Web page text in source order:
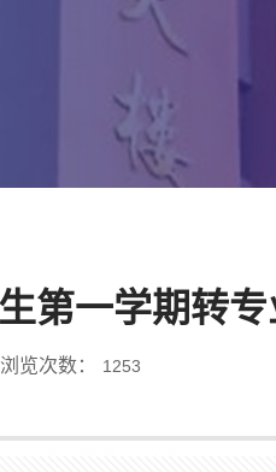
第一学期转
览次数： 1253